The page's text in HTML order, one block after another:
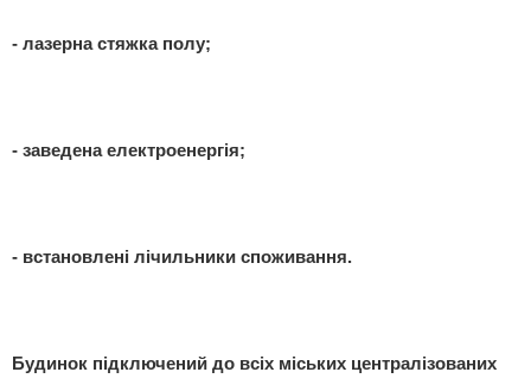
- лазерна стяжка полу;
- заведена електроенергія;
- встановлені лічильники споживання.
Будинок підключений до всіх міських централізованих